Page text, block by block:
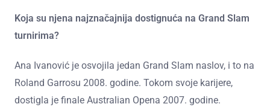
Koja su njena najznačajnija dostignuća na Grand Slam
turnirima?
Ana Ivanović je osvojila jedan Grand Slam naslov, i to na
Roland Garrosu 2008. godine. Tokom svoje karijere,
dostigla je finale Australian Opena 2007. godine.